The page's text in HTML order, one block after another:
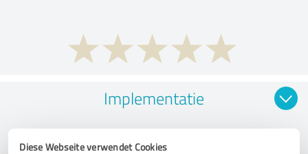
Diese Webseite verwendet Cookies
Implementatie